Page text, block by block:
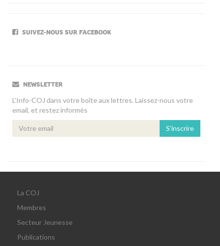
SUIVEZ-NOUS SUR FACEBOOK
NEWSLETTER
L’Info-COJ dans votre boîte aux lettres. Laissez-nous votre
email, et restez informés
S'inscrire
La COJ
Membres
Secteur Jeunesse
Publications